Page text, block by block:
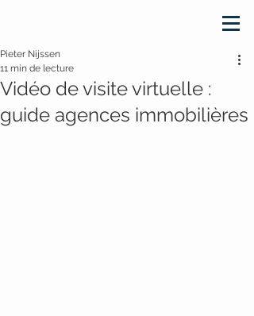
Vidéo de visite virtuelle :
guide agences immobilières
Pieter Nijssen
11 min de lecture